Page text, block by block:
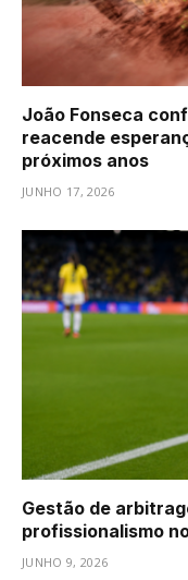
João Fonseca
reacende
próximos anos
JUNHO 17, 2026
Gestão de
profissionalismo
JUNHO 9, 2026